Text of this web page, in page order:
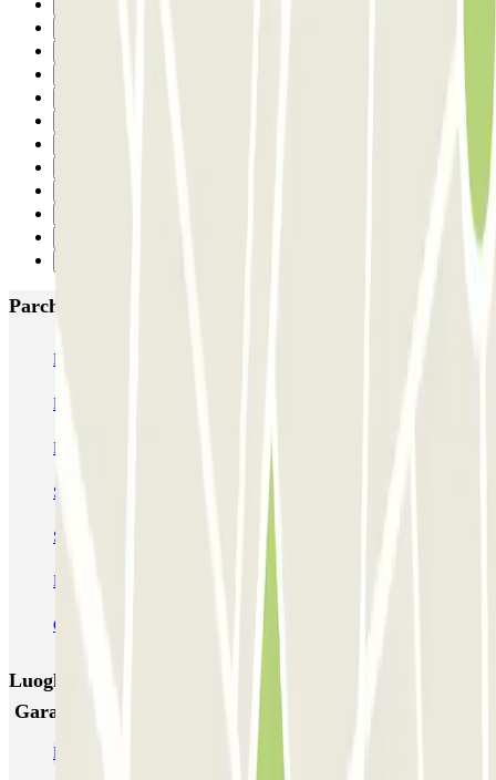
Parcheggi più popolari a Parigi
Bastille - Saint-Antoine
Parkélis Lefebvre
Forum des Halles-Rambuteau
SAEMES Méditerranée Gare de Lyon
SAEMES Goutte d'Or - Gare du Nord
Bercy - Arena - Gare de Lyon Pullman Tour Eiffel
Garage d'Abbeville - Gare du Nord
Luoghi ed eventi che potrebbero interessarti vicino a
Garage de l'Essai
Parcheggi per camper a Parigi | Dove parcheggiare